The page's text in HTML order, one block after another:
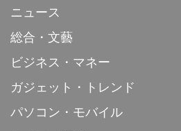
ニュース
総合・文藝
ビジネス・マネー
ガジェット・トレンド
パソコン・モバイル